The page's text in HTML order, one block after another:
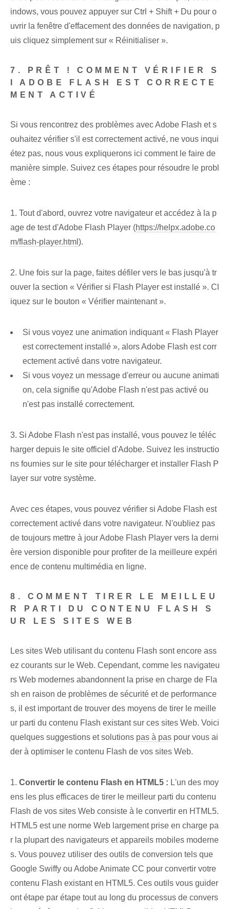
indows, vous pouvez appuyer sur Ctrl + Shift+ Du pour o
uvrir la fenêtre d'effacement des données de navigation, p
uis cliquez simplement sur « Réinitialiser ».
7. PRÊT ! COMMENT VÉRIFIER S
I ADOBE FLASH EST CORRECTE
MENT ACTIVÉ
Si vous rencontrez des problèmes avec Adobe Flash et s
ouhaitez vérifier s'il est correctement activé, ne vous inqui
étez pas, nous vous expliquerons ici comment le faire de
manière simple. Suivez ces étapes pour résoudre le probl
ème :
1. Tout d'abord, ouvrez votre navigateur et accédez à la p
age de test d'Adobe Flash Player (https://helpx.adobe.co
m/flash-player.html ).
2. Une fois sur la page, faites défiler vers le bas jusqu'à tr
ouver la section « Vérifier si Flash Player est installé ». Cl
iquez sur le bouton « Vérifier maintenant ».
Si vous voyez une animation indiquant « Flash Player
est correctement installé », alors Adobe Flash est corr
ectement activé dans votre navigateur.
Si vous voyez un message d'erreur ou aucune animati
on, cela signifie qu'Adobe Flash n'est pas activé ou
n'est pas installé correctement.
3. Si Adobe Flash n'est pas installé, vous pouvez le téléc
harger depuis le site officiel d'Adobe. Suivez les instructio
ns fournies sur le site pour télécharger et installer Flash P
layer sur votre système.
Avec ces étapes, vous pouvez vérifier si Adobe Flash est
correctement activé dans votre navigateur. N'oubliez pas
de toujours mettre à jour Adobe Flash Player vers la derni
ère version disponible pour profiter de la meilleure expéri
ence de contenu multimédia en ligne.
8. COMMENT TIRER LE MEILLEU
R PARTI DU CONTENU FLASH S
UR LES SITES WEB
Les sites Web utilisant du contenu Flash sont encore ass
ez courants sur le Web. Cependant, comme les navigateu
rs Web modernes abandonnent la prise en charge de Fla
sh en raison de problèmes de sécurité et de performance
s, il est important de trouver des moyens de tirer le meille
ur parti du contenu Flash existant sur ces sites Web. Voici
quelques suggestions et solutions pas à pas pour vous ai
der à optimiser le contenu Flash de vos sites Web.
1. Convertir le contenu Flash en HTML5 : L'un des moy
ens les plus efficaces de tirer le meilleur parti du contenu
Flash de vos sites Web consiste à le convertir en HTML5.
HTML5 est une norme Web largement prise en charge pa
r la plupart des navigateurs et appareils mobiles moderne
s. Vous pouvez utiliser des outils de conversion tels que
Google Swiffy ou Adobe Animate CC pour convertir votre
contenu Flash existant en HTML5. Ces outils vous guider
ont étape par étape tout au long du processus de convers